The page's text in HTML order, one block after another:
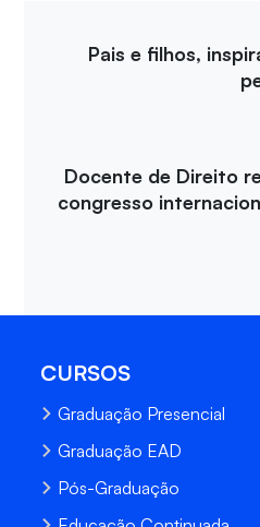
Pais e filhos,
Docente de Direito
congresso
CURSOS
Graduação Presencial
Graduação EAD
Pós-Graduação